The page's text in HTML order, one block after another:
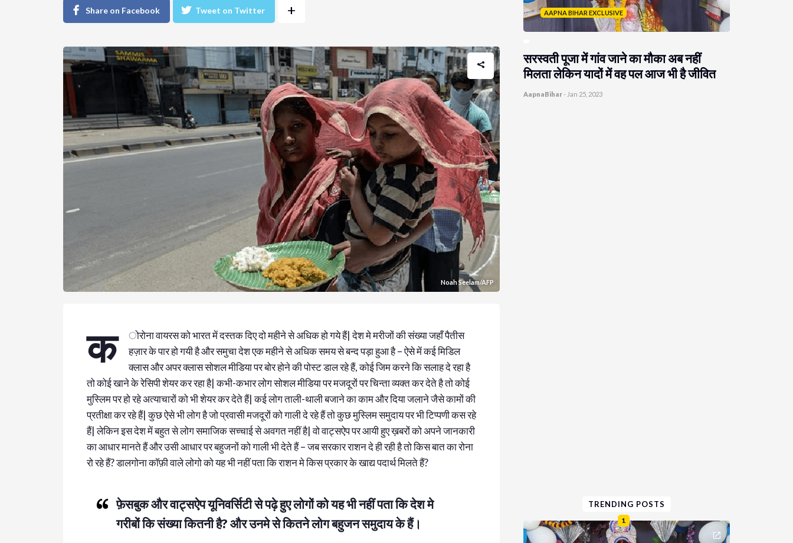
Share on Facebook Tweet on Twitter +
Noah Seelam/AFP
क
ोरोना वायरस को भारत में दस्तक दिए दो महीने से अधिक हो गये हैं| देश मे मरीजों की संख्या जहाँ पैतीस
हज़ार के पार हो गयी है और समुचा देश एक महीने से अधिक समय से बन्द पड़ा हुआ है – ऐसे में कई मिडिल
क्लास और अपर क्लास सोशल मीडिया पर बोर होने की पोस्ट डाल रहे हैं, कोई जिम करने कि सलाह दे रहा है
तो कोई खाने के रेसिपी शेयर कर रहा है| कभी-कभार लोग सोशल मीडिया पर मजदूरों पर चिन्ता व्यक्त कर देते है तो कोई
मुस्लिम पर हो रहे अत्याचारों को भी शेयर कर देते हैं| कई लोग ताली-थाली बजाने का काम और दिया जलाने जैसे कामों की
प्रतीक्षा कर रहे हैं| कुछ ऐसे भी लोग है जो प्रवासी मजदूरों को गाली दे रहे हैं तो कुछ मुस्लिम समुदाय पर भी टिप्पणी कस रहे
हैं| लेकिन इस देश में बहुत से लोग समाजिक सच्चाई से अवगत नहीं है| वो वाट्सऐप पर आयी हुए ख़बरों को अपने जानकारी
का आधार मानते हैं और उसी आधार पर बहुजनों को गाली भी देते हैं – जब सरकार राशन दे ही रही है तो किस बात का रोना
रो रहे हैं? डालगोना कॉफ़ी वाले लोगो को यह भी नहीं पता कि राशन मे किस प्रकार के खाद्य पदार्थ मिलते हैं?
फ़ेसबुक और वाट्सऐप यूनिवर्सिटी से पढ़े हुए लोगों को यह भी नहीं पता कि देश मे
गरीबों कि संख्या कितनी है? और उनमे से कितने लोग बहुजन समुदाय के हैं।
AAPNA BIHAR EXCLUSIVE
सरस्वती पूजा में गांव जाने का मौका अब नहीं
मिलता लेकिन यादों में वह पल आज भी है जीवित
AapnaBihar- Jan 25, 2023
TRENDING POSTS
1